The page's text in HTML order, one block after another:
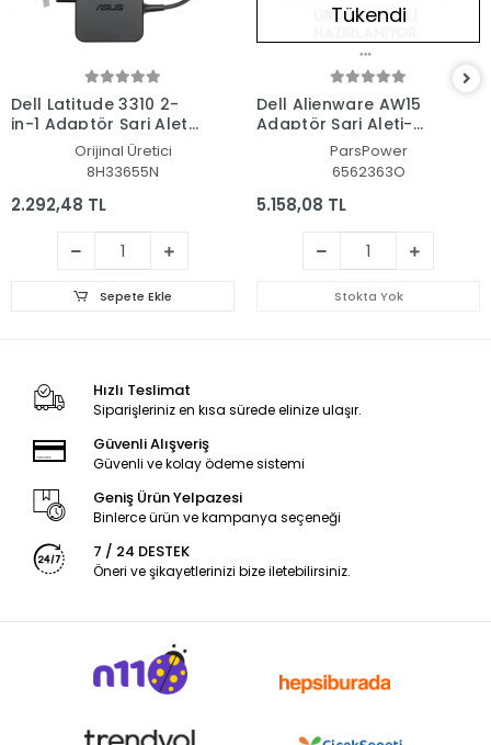
Dell Latitude 3310 2-
in-1 Adaptör Şarj Aleti-
Orijinal Üretici
8H33655N
2.292,48 TL
Sepete Ekle
Tükendi
Dell Alienware AW15
Adaptör Şarj Aleti-
Cihazı (Pars Power)
ParsPower
6562363O
5.158,08 TL
Stokta Yok
Hızlı Teslimat
Siparişleriniz en kısa sürede elinize ulaşır.
Güvenli Alışveriş
Güvenli ve kolay ödeme sistemi
Geniş Ürün Yelpazesi
Binlerce ürün ve kampanya seçeneği
7 / 24 DESTEK
Öneri ve şikayetlerinizi bize iletebilirsiniz.